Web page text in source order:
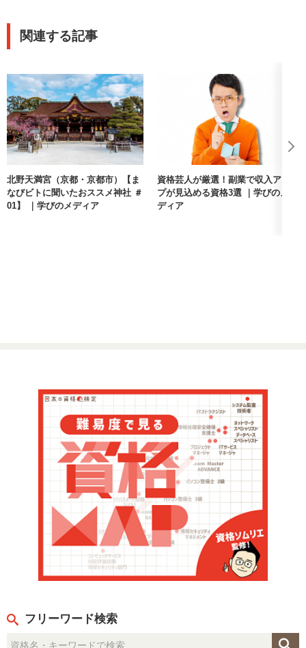
関連する記事
北野天満宮（京都・京都市）【ま
なびビトに聞いたおススメ神社 ＃
01】 ｜学びのメディア
資格芸人が厳選！副業で収入アッ
プが見込める資格3選 ｜学びのメ
ディア
フリーワード検索